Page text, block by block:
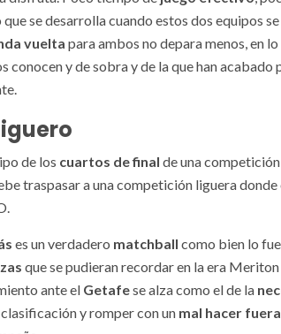
que se desarrolla cuando estos dos equipos se
vuelta para ambos no depara menos, en lo
conocen y de sobra y de la que han acabado
de los cuartos de final de una
traspasar a una competición liguera donde
es un verdadero matchball como bien lo
que se pudieran recordar en la era Meriton
ante el Getafese alza como el de la
y romper con un mal hacer